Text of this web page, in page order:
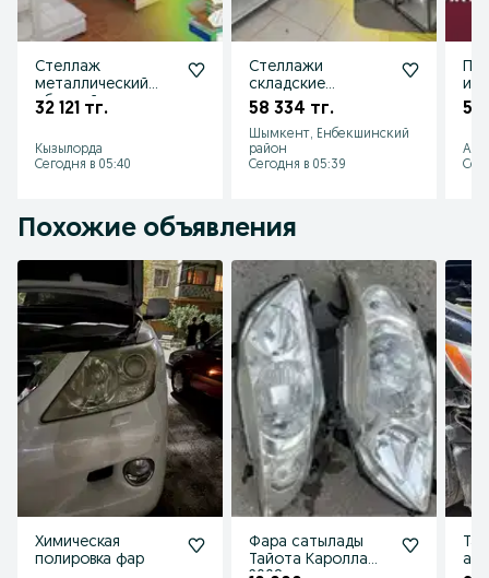
Стеллаж
металлический
сборный, железная
32 121 тг.
Кызылорда
Сегодня в 05:40
Стеллажи
складские
металлические,
железная полка
58 334 тг.
Шымкент, Енбекшинский
район
Сегодня в 05:39
из
55
Похожие объявления
Химическая
полировка фар
Фара сатылады
Тайота Каролла